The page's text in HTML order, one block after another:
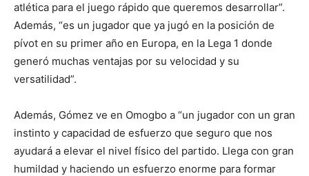
atlética para el juego rápido que queremos desarrollar”.
Además, “es un jugador que ya jugó en la posición de
pívot en su primer año en Europa, en la Lega 1 donde
generó muchas ventajas por su velocidad y su
versatilidad”.
Además, Gómez ve en Omogbo a “un jugador con un gran
instinto y capacidad de esfuerzo que seguro que nos
ayudará a elevar el nivel físico del partido. Llega con gran
humildad y haciendo un esfuerzo enorme para formar